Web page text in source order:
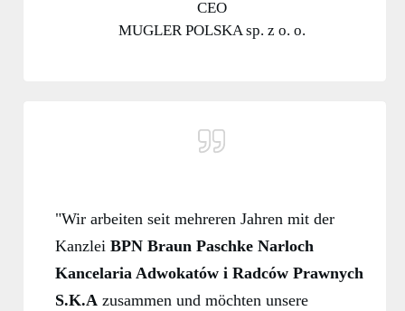
CEO
MUGLER POLSKA sp. z o. o.
"Wir arbeiten seit mehreren Jahren mit der
Kanzlei BPN Braun Paschke Narloch
Kancelaria Adwokatów i Radców Prawnych
S.K.A zusammen und möchten unsere